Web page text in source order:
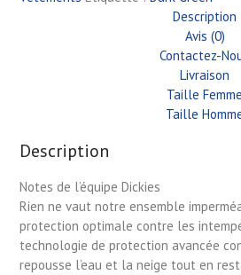
Description
Avis (0)
Contactez-
Livraison
Taille Femme
Taille
Description
Notes de l’équipe Dickies
Rien ne vaut notre ensemble
protection optimale contre les
technologie de protection avancée
repousse l’eau et la neige tout en